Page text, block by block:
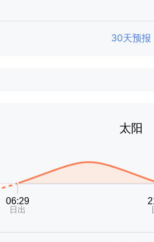
30天预报
太阳